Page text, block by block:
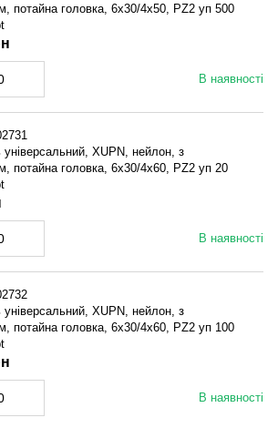
потайна головка, 6x30/4x50, PZ2 уп 500
В наявності
XUPN, нейлон, з
потайна головка, 6x30/4x60, PZ2 уп 20
В наявності
XUPN, нейлон, з
потайна головка, 6x30/4x60, PZ2 уп 100
В наявності